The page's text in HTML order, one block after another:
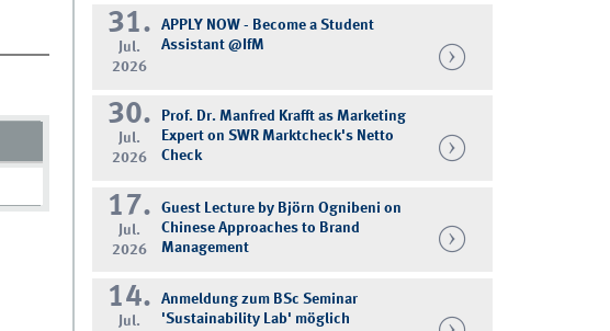
31.
Jul.
2026
APPLY NOW - Become a Student
Assistant @IfM
30.
Jul.
2026
Prof. Dr. Manfred Krafft as Marketing
Expert on SWR Marktcheck's Netto
Check
17.
Jul.
2026
Guest Lecture by Björn Ognibeni on
Chinese Approaches to Brand
Management
14.
Jul.
Anmeldung zum BSc Seminar
'Sustainability Lab' möglich